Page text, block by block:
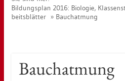
Bil­dungs­plan 2016: Bio­lo­gie,
beits­blät­ter
Bauch­at­mung
Bauch­at­mung